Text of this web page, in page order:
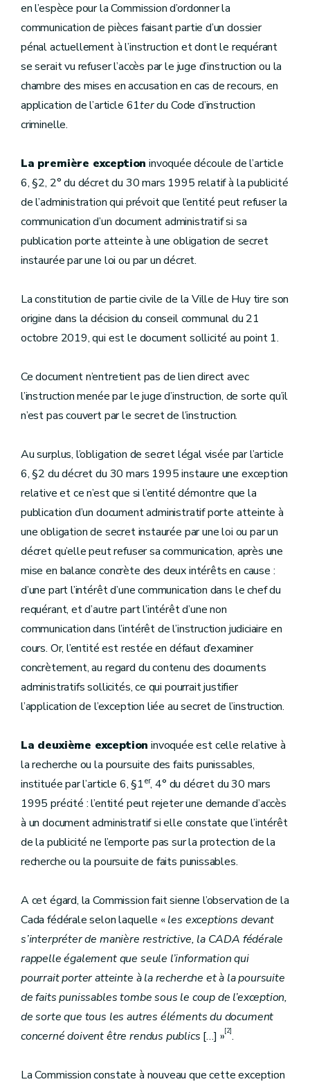
en l’espèce pour la Commission d’ordonner la
communication de pièces faisant partie d’un dossier
pénal actuellement à l’instruction et dont le requérant
se serait vu refuser l’accès par le juge d’instruction ou la
chambre des mises en accusation en cas de recours, en
application de l’article 61terdu Code d’instruction
criminelle.
La première exception invoquée découle de l’article
6, §2, 2° du décret du 30 mars 1995 relatif à la publicité
de l’administration qui prévoit que l’entité peut refuser la
communication d’un document administratif si sa
publication porte atteinte à une obligation de secret
instaurée par une loi ou par un décret.
La constitution de partie civile de la Ville de Huy tire son
origine dans la décision du conseil communal du 21
octobre 2019, qui est le document sollicité au point 1.
Ce document n’entretient pas de lien direct avec
l’instruction menée par le juge d’instruction, de sorte qu’il
n’est pas couvert par le secret de l’instruction.
Au surplus, l’obligation de secret légal visée par l’article
6, §2 du décret du 30 mars 1995 instaure une exception
relative et ce n’est que si l’entité démontre que la
publication d’un document administratif porte atteinte à
une obligation de secret instaurée par une loi ou par un
décret qu’elle peut refuser sa communication, après une
mise en balance concrète des deux intérêts en cause :
d’une part l’intérêt d’une communication dans le chef du
requérant, et d’autre part l’intérêt d’une non
communication dans l’intérêt de l’instruction judiciaire en
cours. Or, l’entité est restée en défaut d’examiner
concrètement, au regard du contenu des documents
administratifs sollicités, ce qui pourrait justifier
l’application de l’exception liée au secret de l’instruction.
La deuxième exception invoquée est celle relative à
la recherche ou la poursuite des faits punissables,
instituée par l’article 6, §1er, 4° du décret du 30 mars
1995 précité : l’entité peut rejeter une demande d’accès
à un document administratif si elle constate que l’intérêt
de la publicité ne l’emporte pas sur la protection de la
recherche ou la poursuite de faits punissables.
A cet égard, la Commission fait sienne l’observation de la
Cada fédérale selon laquelle «les exceptions devant
s’interpréter de manière restrictive, la CADA fédérale
rappelle également que seule l’information qui
pourrait porter atteinte à la recherche et à la poursuite
de faits punissables tombe sous le coup de l’exception,
de sorte que tous les autres éléments du document
concerné doivent être rendus publics […] »[2].
La Commission constate à nouveau que cette exception